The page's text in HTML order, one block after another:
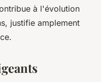
à l'évolution
justifie amplement